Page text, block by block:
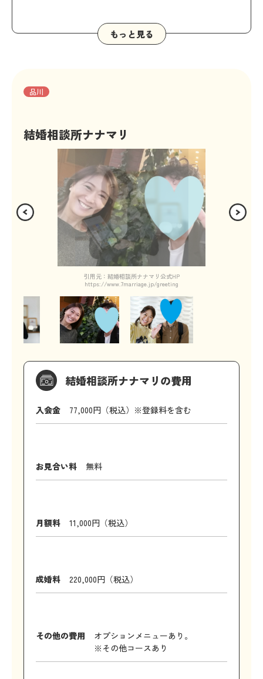
品川
結婚相談所ナナマリ
引用元：結婚相談所ナナマリ公式HP
https://www.7marriage.jp/greeting
結婚相談所ナナマリの費用
入会金 77,000円（税込）※登録料を含む
お見合い料 無料
月額料 11,000円（税込）
成婚料 220,000円（税込）
その他の費用
オプションメニューあり。
※その他コースあり